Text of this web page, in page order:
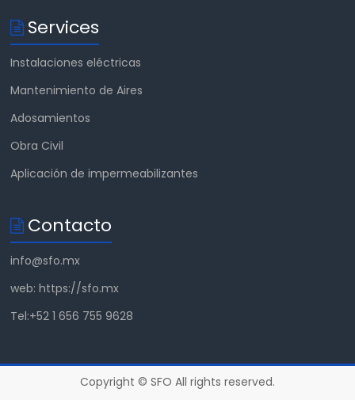
Services
Instalaciones eléctricas
Mantenimiento de Aires
Adosamientos
Obra Civil
Aplicación de impermeabilizantes
Contacto
info@sfo.mx
web: https://sfo.mx
Tel:+52 1 656 755 9628
Copyright © SFO All rights reserved.